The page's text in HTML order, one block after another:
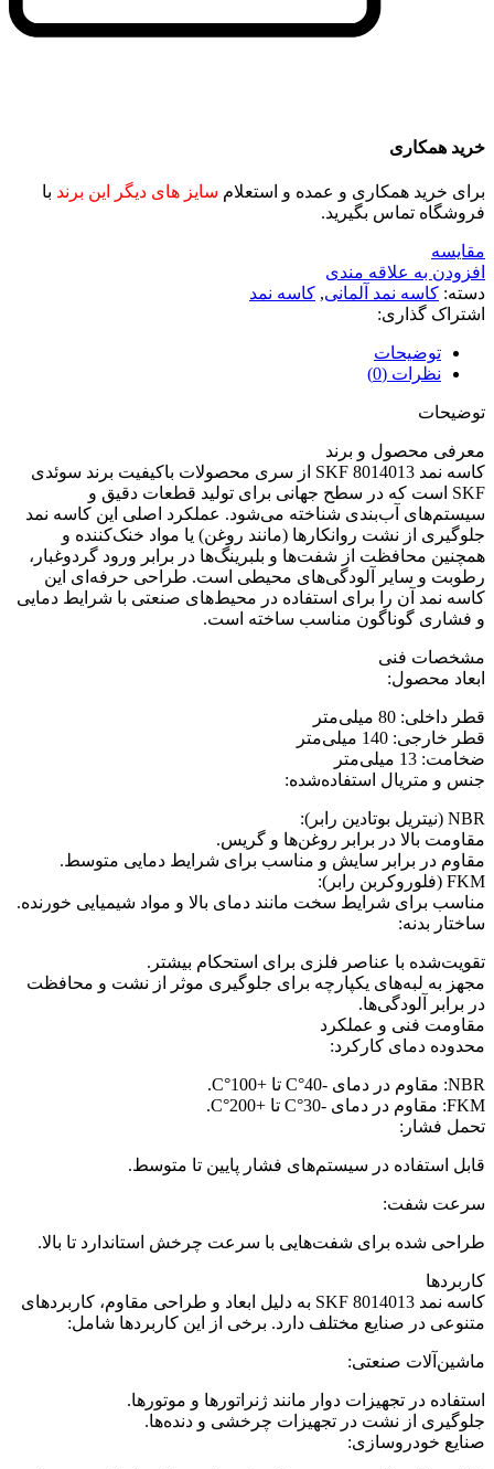
خرید همکاری
برای خرید همکاری و عمده و استعلام سایز های دیگر این برند با
فروشگاه تماس بگیرید.
مقايسه
افزودن به علاقه مندی
دسته: کاسه نمد آلمانی, کاسه نمد
اشتراک گذاری:
توضیحات
نظرات (0)
توضیحات
معرفی محصول و برند
کاسه نمد SKF 8014013 از سری محصولات باکیفیت برند سوئدی
SKF است که در سطح جهانی برای تولید قطعات دقیق و
سیستم‌های آب‌بندی شناخته می‌شود. عملکرد اصلی این کاسه نمد
جلوگیری از نشت روانکارها (مانند روغن) یا مواد خنک‌کننده و
همچنین محافظت از شفت‌ها و بلبرینگ‌ها در برابر ورود گردوغبار،
رطوبت و سایر آلودگی‌های محیطی است. طراحی حرفه‌ای این
کاسه نمد آن را برای استفاده در محیط‌های صنعتی با شرایط دمایی
و فشاری گوناگون مناسب ساخته است.
مشخصات فنی
ابعاد محصول:
قطر داخلی: 80 میلی‌متر
قطر خارجی: 140 میلی‌متر
ضخامت: 13 میلی‌متر
جنس و متریال استفاده‌شده:
NBR (نیتریل بوتادین رابر):
مقاومت بالا در برابر روغن‌ها و گریس.
مقاوم در برابر سایش و مناسب برای شرایط دمایی متوسط.
FKM (فلوروکربن رابر):
مناسب برای شرایط سخت مانند دمای بالا و مواد شیمیایی خورنده.
ساختار بدنه:
تقویت‌شده با عناصر فلزی برای استحکام بیشتر.
مجهز به لبه‌های یکپارچه برای جلوگیری موثر از نشت و محافظت
در برابر آلودگی‌ها.
مقاومت فنی و عملکرد
محدوده دمای کارکرد:
NBR: مقاوم در دمای -40°C تا +100°C.
FKM: مقاوم در دمای -30°C تا +200°C.
تحمل فشار:
قابل استفاده در سیستم‌های فشار پایین تا متوسط.
سرعت شفت:
طراحی شده برای شفت‌هایی با سرعت چرخش استاندارد تا بالا.
کاربردها
کاسه نمد SKF 8014013 به دلیل ابعاد و طراحی مقاوم، کاربردهای
متنوعی در صنایع مختلف دارد. برخی از این کاربردها شامل:
ماشین‌آلات صنعتی:
استفاده در تجهیزات دوار مانند ژنراتورها و موتورها.
جلوگیری از نشت در تجهیزات چرخشی و دنده‌ها.
صنایع خودروسازی: